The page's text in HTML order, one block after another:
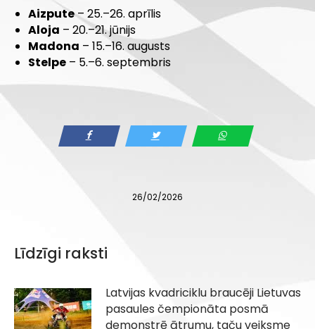
Aizpute– 25.–26. aprīlis
Aloja – 20.–21. jūnijs
Madona – 15.–16. augusts
Stelpe – 5.–6. septembris
26/02/2026
Līdzīgi raksti
Latvijas kvadriciklu braucēji Lietuvas
pasaules čempionāta posmā
demonstrē ātrumu, taču veiksme